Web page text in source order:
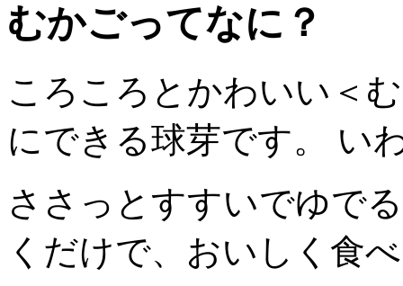
むかごってなに？
ころころとかわいい＜
にできる球芽です。 い
ささっとすすいでゆで
くだけで、おいしく食